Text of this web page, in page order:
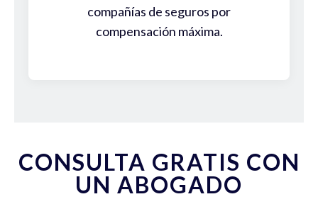
compañías de seguros por
compensación máxima.
CONSULTA GRATIS CON
UN ABOGADO